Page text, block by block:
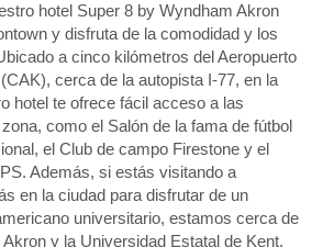
hotel Super 8 by Wyndham Akron
y disfruta de la comodidad y los
a cinco kilómetros del Aeropuerto
cerca de la autopista I-77, en la
hotel te ofrece fácil acceso a las
como el Salón de la fama de fútbol
el Club de campo Firestone y el
Además, si estás visitando a
en la ciudad para disfrutar de un
universitario, estamos cerca de
y la Universidad Estatal de Kent.